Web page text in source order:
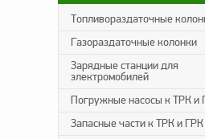
Топливораздаточные
Газораздаточные колонки
Зарядные станции для
электромобилей
Погружные насосы к ТРК и
Запасные части к ТРК и ГРК